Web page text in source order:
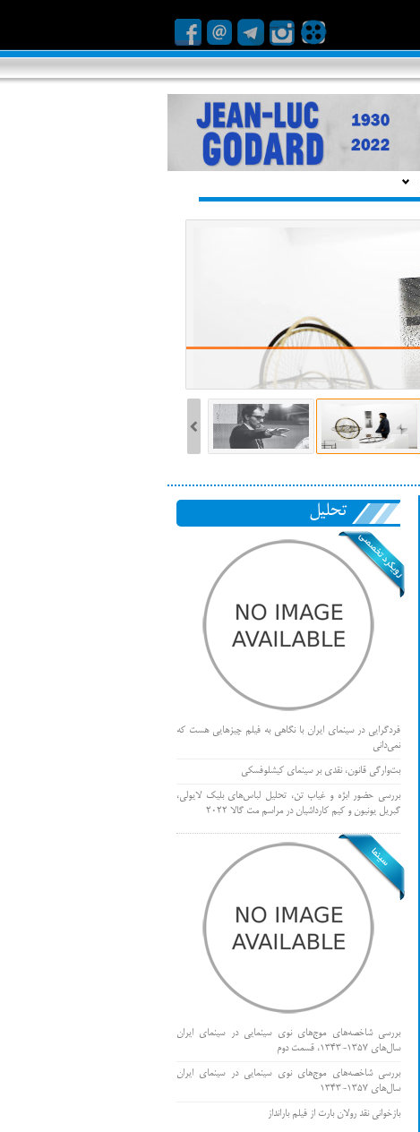
تحلیل
فردگرایی در سینمای ایران با نگاهی به فیلم چیزهایی هست که
نمی‌دانی
بت‌وارگی قانون، نقدی بر سینمای کیشلوفسکی
بررسی حضور ابژه و غیاب تن، تحلیل لباس‌های بلیک لایولی،
گبریل یونیون و کیم کارداشیان در مراسم مت گالا ۲۰۲۲
بررسی شاخصه‌های موج‌های نوی سینمایی در سینمای ایران
سال‌های 1357-1343، قسمت دوم
بررسی شاخصه‌های موج‌های نوی سینمایی در سینمای ایران
سال‌های 1357-1343
بازخوانی نقد رولان بارت از فیلم بارانداز